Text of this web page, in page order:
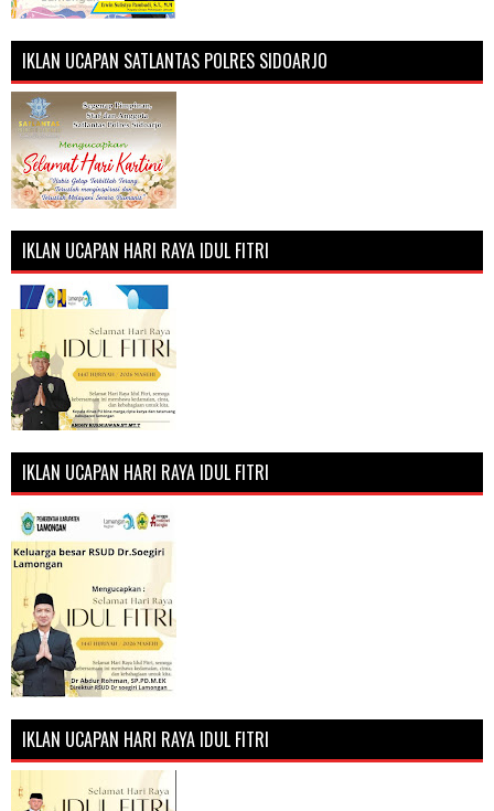
IKLAN UCAPAN SATLANTAS POLRES SIDOARJO
IKLAN UCAPAN HARI RAYA IDUL FITRI
IKLAN UCAPAN HARI RAYA IDUL FITRI
IKLAN UCAPAN HARI RAYA IDUL FITRI